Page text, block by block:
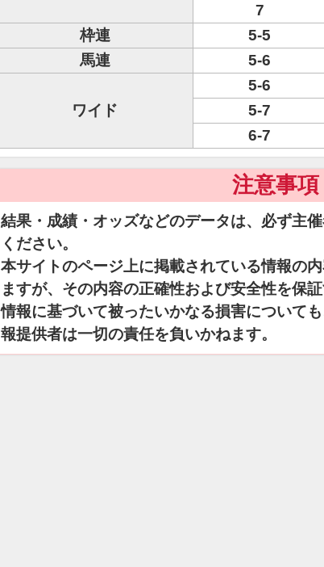
7
枠連
5-5
馬連
5-6
ワイド
5-6
5-7
6-7
注意事項
結果・成績・オッズなどのデータは、必ず主
ください。
本サイトのページ上に掲載されている情報の
ますが、その内容の正確性および安全性を保
情報に基づいて被ったいかなる損害について
報提供者は一切の責任を負いかねます。